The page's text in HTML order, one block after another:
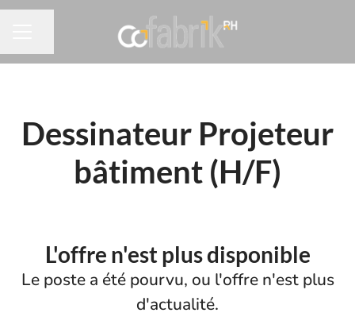
Partager la page
Dessinateur Projeteur
bâtiment (H/F)
L'offre n'est plus disponible
Le poste a été pourvu, ou l'offre n'est plus
d'actualité.